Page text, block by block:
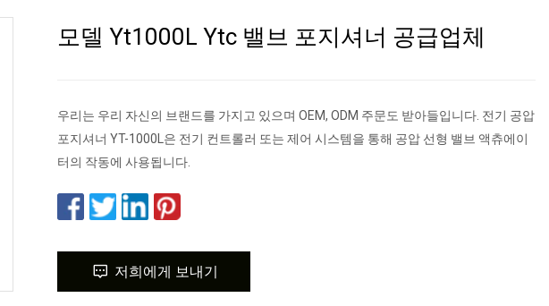
모델 Yt1000L Ytc 밸브 포지셔너 공급업체
우리는 우리 자신의 브랜드를 가지고 있으며 OEM, ODM 주문도 받아들입니다. 전기 공압
포지셔너 YT-1000L은 전기 컨트롤러 또는 제어 시스템을 통해 공압 선형 밸브 액츄에이
터의 작동에 사용됩니다.
저희에게 보내기